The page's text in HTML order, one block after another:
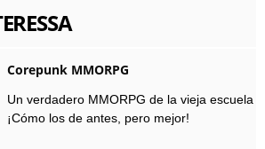
Corepunk MMORPG
Un verdadero MMORPG de la vieja escuela
¡Cómo los de antes, pero mejor!